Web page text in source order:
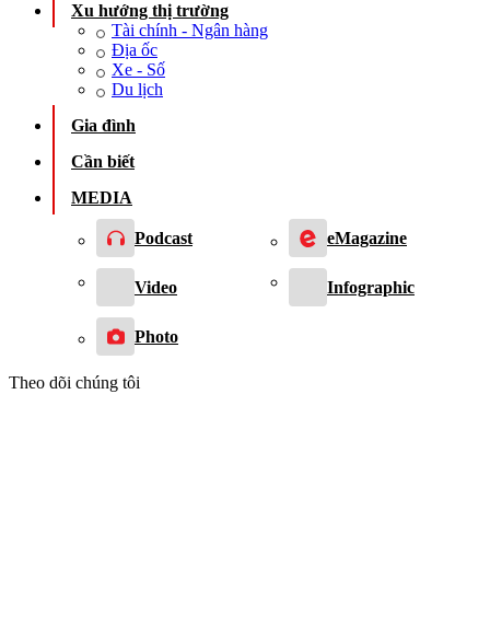
Xu hướng thị trường
Tài chính - Ngân hàng
Địa ốc
Xe - Số
Du lịch
Gia đình
Cần biết
MEDIA
Podcast eMagazine
Video Infographic
Photo
Theo dõi chúng tôi